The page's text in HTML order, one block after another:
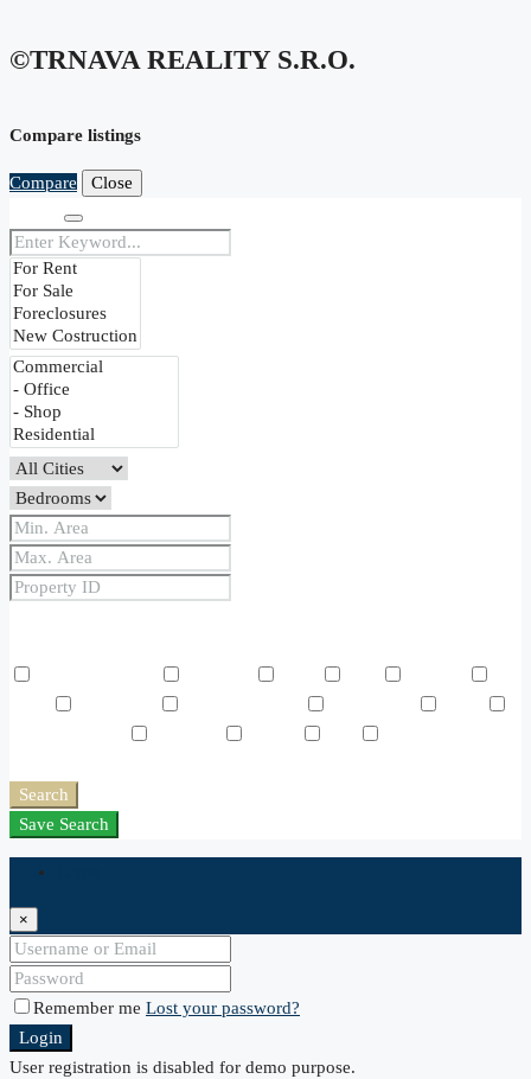
©TRNAVA REALITY S.r.o.
Compare listings
Compare
Close
Search
Save Search
×
Remember me Lost your password?
Login
User registration is disabled for demo purpose.